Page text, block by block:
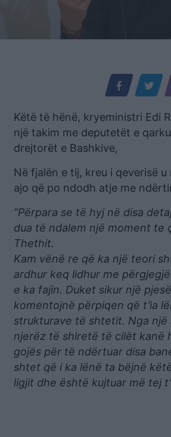
Këtë të hënë, kryeministri Edi
një takim me deputetët e
drejtorët e Bashkive,
Në fjalën e tij, kreu i qeverisë
ajo që po ndodh atje me
“Përpara se të hyj në disa
dua të ndalem një moment te
Thethit.
Kam vënë re që ka një teori
ardhur keq lidhur me
e ka fajin. Duket sikur një
komentojnë përpiqen që t’ia
strukturave të shtetit. Nga një
njerëz të shlretë të cilët kanë
gojës për të ndërtuar disa
shtet që i ka lënë ta bëjnë
ligjit dhe është kujtuar më tej